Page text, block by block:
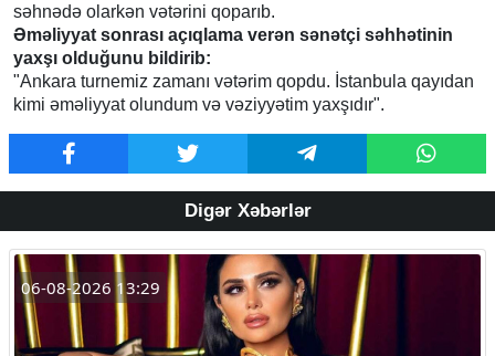
səhnədə olarkən vətərini qoparıb.
Əməliyyat sonrası açıqlama verən sənətçi səhhətinin
yaxşı olduğunu bildirib:
"Ankara turnemiz zamanı vətərim qopdu. İstanbula qayıdan
kimi əməliyyat olundum və vəziyyətim yaxşıdır".
Digər Xəbərlər
06-08-2026 13:29